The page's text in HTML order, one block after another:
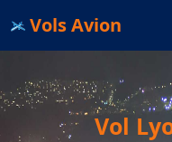
Vols Avion
Vol